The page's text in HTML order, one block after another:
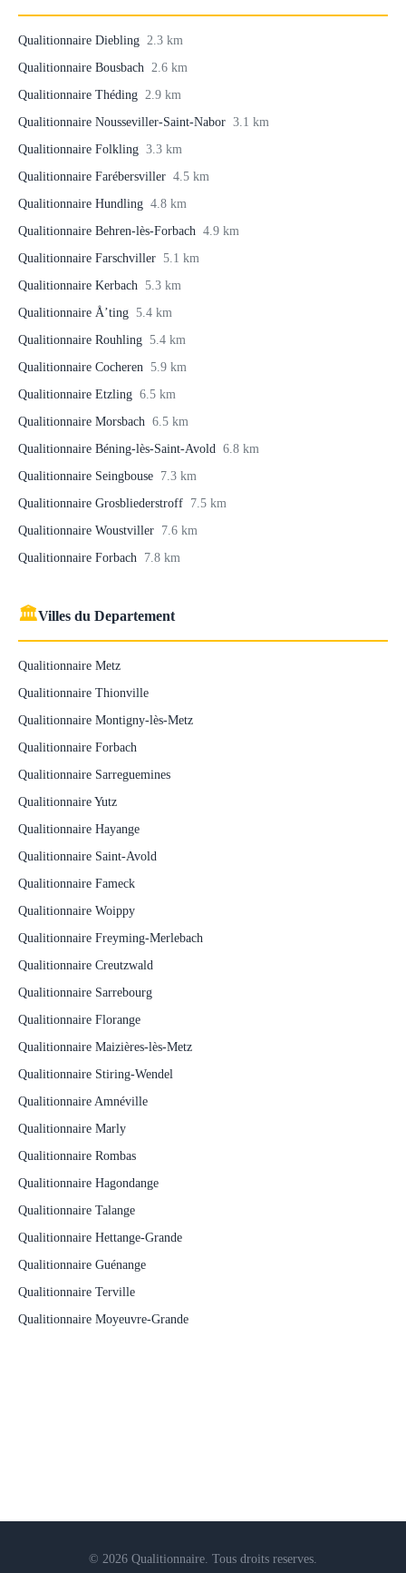
Qualitionnaire Diebling 2.3 km
Qualitionnaire Bousbach 2.6 km
Qualitionnaire Théding 2.9 km
Qualitionnaire Nousseviller-Saint-Nabor 3.1 km
Qualitionnaire Folkling 3.3 km
Qualitionnaire Farébersviller 4.5 km
Qualitionnaire Hundling 4.8 km
Qualitionnaire Behren-lès-Forbach 4.9 km
Qualitionnaire Farschviller 5.1 km
Qualitionnaire Kerbach 5.3 km
Qualitionnaire Å’ting 5.4 km
Qualitionnaire Rouhling 5.4 km
Qualitionnaire Cocheren 5.9 km
Qualitionnaire Etzling 6.5 km
Qualitionnaire Morsbach 6.5 km
Qualitionnaire Béning-lès-Saint-Avold 6.8 km
Qualitionnaire Seingbouse 7.3 km
Qualitionnaire Grosbliederstroff 7.5 km
Qualitionnaire Woustviller 7.6 km
Qualitionnaire Forbach 7.8 km
🏛Villes du Departement
Qualitionnaire Metz
Qualitionnaire Thionville
Qualitionnaire Montigny-lès-Metz
Qualitionnaire Forbach
Qualitionnaire Sarreguemines
Qualitionnaire Yutz
Qualitionnaire Hayange
Qualitionnaire Saint-Avold
Qualitionnaire Fameck
Qualitionnaire Woippy
Qualitionnaire Freyming-Merlebach
Qualitionnaire Creutzwald
Qualitionnaire Sarrebourg
Qualitionnaire Florange
Qualitionnaire Maizières-lès-Metz
Qualitionnaire Stiring-Wendel
Qualitionnaire Amnéville
Qualitionnaire Marly
Qualitionnaire Rombas
Qualitionnaire Hagondange
Qualitionnaire Talange
Qualitionnaire Hettange-Grande
Qualitionnaire Guénange
Qualitionnaire Terville
Qualitionnaire Moyeuvre-Grande
© 2026 Qualitionnaire. Tous droits reserves.